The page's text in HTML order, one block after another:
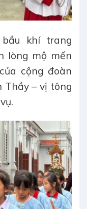
khí trang
lòng mộ mến
cộng đoàn
Thầy – vị tông